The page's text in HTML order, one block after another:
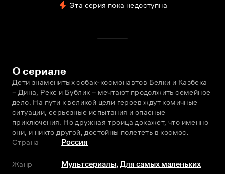
Эта серия пока недоступна
О сериале
Дети знаменитых собак-космонавтов Белки и Казбека
– Дина, Рекс и Бублик – мечтают продолжить семейное
дело. На пути к великой цели героев ждут комичные
ситуации, серьезные испытания и опасные
приключения. Но дружная троица докажет, что именно
они, и никто другой, достойны полететь в космос.
Страна
Россия
Жанр Мультсериалы,Для самых маленьких